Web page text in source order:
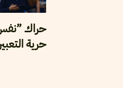
حراك
حرية